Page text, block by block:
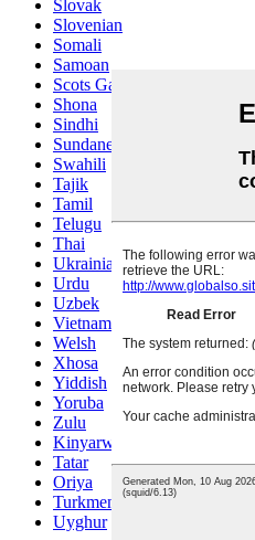
Slovak
Slovenian
Somali
Samoan
Scots Gaelic
Shona
Sindhi
Sundanese
Swahili
Tajik
Tamil
Telugu
Thai
Ukrainian
Urdu
Uzbek
Vietnamese
Welsh
Xhosa
Yiddish
Yoruba
Zulu
Kinyarwanda
Tatar
Oriya
Turkmen
Uyghur